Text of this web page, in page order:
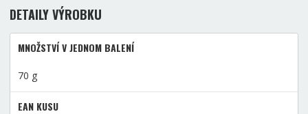
DETAILY VÝROBKU
MNOŽSTVÍ V JEDNOM BALENÍ
70 g
EAN KUSU